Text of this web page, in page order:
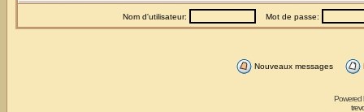
Nom d'utilisateur: Mot de passe:
Nouveaux messages
Powered